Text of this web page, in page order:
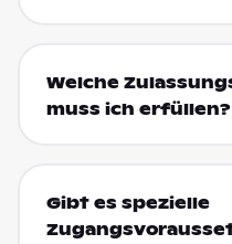
Welche
muss ich erfüllen?
Gibt es spezielle